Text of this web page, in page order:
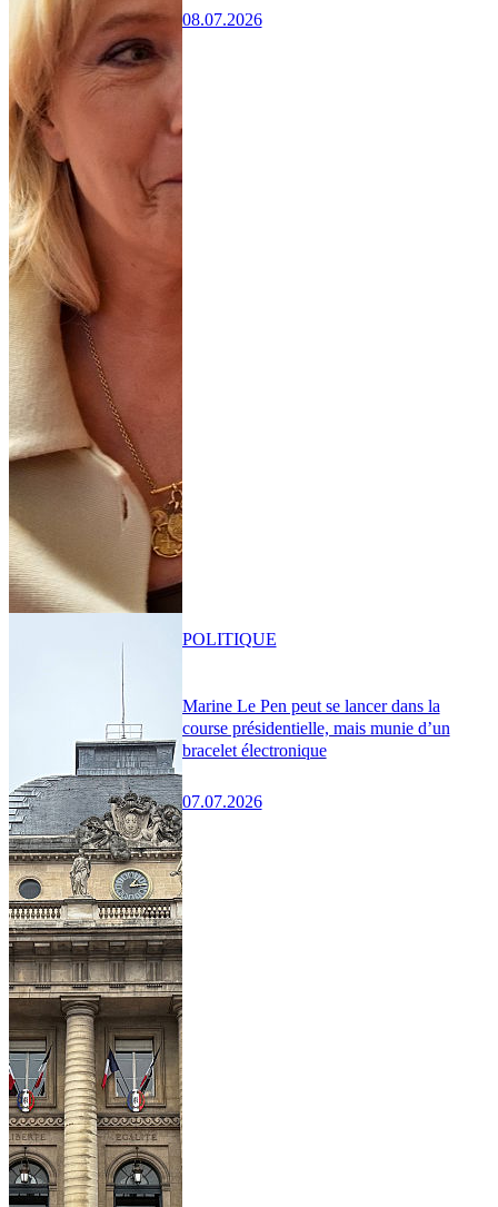
08.07.2026
Marine Le Pen peut se lancer dans la
course présidentielle, mais munie d’un
bracelet électronique
07.07.2026
POLITIQUE